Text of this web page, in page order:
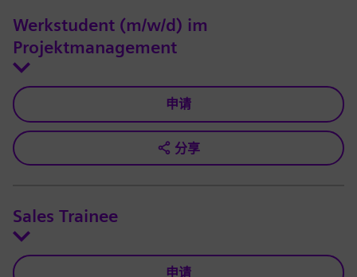
Werkstudent (m/w/d) im
Projektmanagement
申请
分享
Sales Trainee
申请